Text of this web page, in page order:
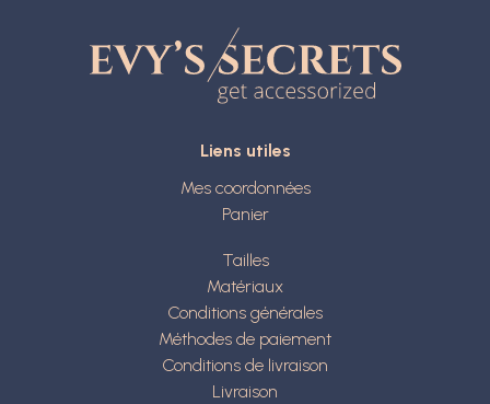
Liens utiles
Mes coordonnées
Panier
Tailles
Matériaux
Conditions générales
Méthodes de paiement
Conditions de livraison
Livraison